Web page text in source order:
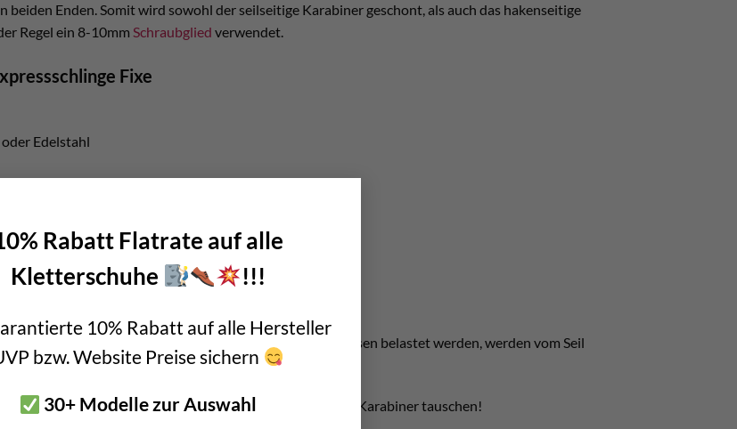
Rabatt Flatrate auf alle
Kletterschuhe
!!!
10% Rabatt auf alle Hersteller
bzw. Website Preise sichern
30+ Modelle zur Auswahl
beiden Enden. Somit wird sowohl der seilseitige Karabiner geschont, als auch das hakenseitige
Regel ein 8-10mm Schraubglied verwendet.
Fixe
Edelstahl
Karabiner
Expressschlingen ausgeht. Jene Karabiner die beim Ablassen belastet werden, werden vom Seil
Zeit sehr gefährliche, scharfe Kanten entstehen.
Fixe verbaut, müsst ihr regelmäßig die betreffenden Karabiner tauschen!